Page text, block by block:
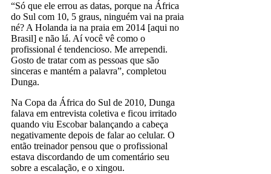
“Só que ele errou as datas, porque na África
do Sul com 10, 5 graus, ninguém vai na praia
né? A Holanda ia na praia em 2014 [aqui no
Brasil] e não lá. Aí você vê como o
profissional é tendencioso. Me arrependi.
Gosto de tratar com as pessoas que são
sinceras e mantém a palavra”, completou
Dunga.
Na Copa da África do Sul de 2010, Dunga
falava em entrevista coletiva e ficou irritado
quando viu Escobar balançando a cabeça
negativamente depois de falar ao celular. O
então treinador pensou que o profissional
estava discordando de um comentário seu
sobre a escalação, e o xingou.